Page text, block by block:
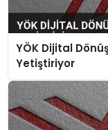
YÖK Dijital
Yetiştiriyor